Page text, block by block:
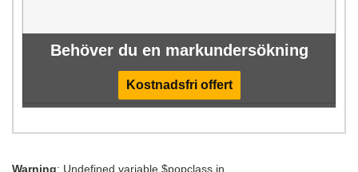
Behöver du en markundersökning
Kostnadsfri offert
Warning: Undefined variable $popclass in